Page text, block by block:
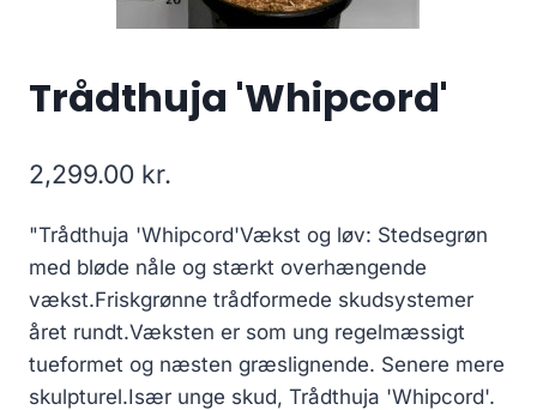
Trådthuja 'Whipcord'
2,299.00 kr.
"Trådthuja 'Whipcord'Vækst og løv: Stedsegrøn
med bløde nåle og stærkt overhængende
vækst.Friskgrønne trådformede skudsystemer
året rundt.Væksten er som ung regelmæssigt
tueformet og næsten græslignende. Senere mere
skulpturel.Især unge skud, Trådthuja 'Whipcord'.